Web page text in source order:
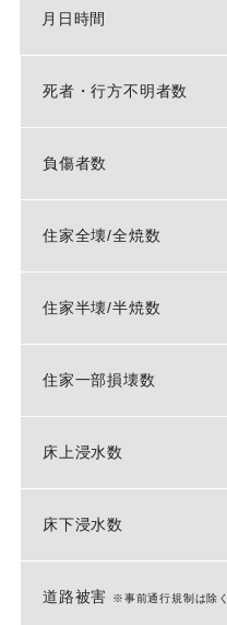
月日時間
死者・行方不明者数
負傷者数
住家全壊/全焼数
住家半壊/半焼数
住家一部損壊数
床上浸水数
床下浸水数
道路被害 ※事前通行規制は除く